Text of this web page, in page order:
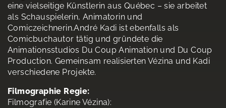
eine vielseitige Künstlerin aus Québec – sie arbeitet
als Schauspielerin, Animatorin und
Comiczeichnerin.André Kadi ist ebenfalls als
Comicbuchautor tätig und gründete die
Animationsstudios Du Coup Animation und Du Coup
Production. Gemeinsam realisierten Vézina und Kadi
verschiedene Projekte.
Filmographie Regie:
Filmografie (Karine Vézina):